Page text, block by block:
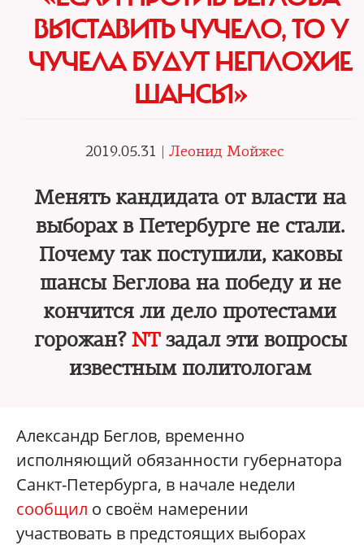
ВЫСТАВИТЬ ЧУЧЕЛО, ТО У
ЧУЧЕЛА БУДУТ НЕПЛОХИЕ
ШАНСЫ»
2019.05.31 | Леонид Мойжес
Менять кандидата от власти на
выборах в Петербурге не стали.
Почему так поступили, каковы
шансы Беглова на победу и не
кончится ли дело протестами
горожан? NTзадал эти вопросы
известным политологам
Александр Беглов, временно
исполняющий обязанности губернатора
Санкт-Петербурга, в начале недели
сообщил о своём намерении
участвовать в предстоящих выборах